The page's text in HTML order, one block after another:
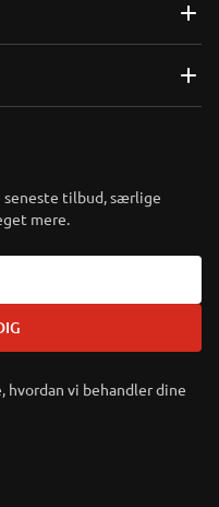
seneste tilbud, særlige
mere.
vi behandler dine